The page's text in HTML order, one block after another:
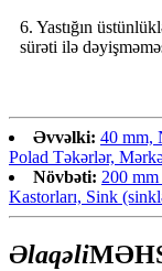
6. Yastığın
sürəti ilə
Əvvəlki: 40 mm,
Polad Təkərlər,
Növbəti: 200
Kastorları, Sink
Əlaqəli